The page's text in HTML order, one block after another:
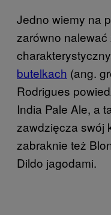
Jedno wiemy na
zarówno
butelkach (ang.
Rodrigues
India Pale Ale, a
zawdzięcza swój
zabraknie też
Dildo jagodami.